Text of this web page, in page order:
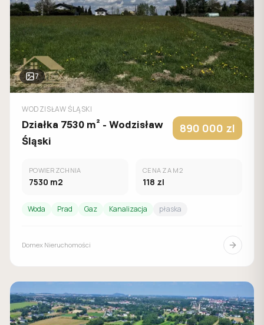
7
WODZISŁAW ŚLĄSKI
Działka 7530 m² - Wodzisław
Śląski
890 000 zl
POWIERZCHNIA
7530 m2
CENA ZA M2
118 zl
Woda Prad Gaz Kanalizacja płaska
Domex Nieruchomości